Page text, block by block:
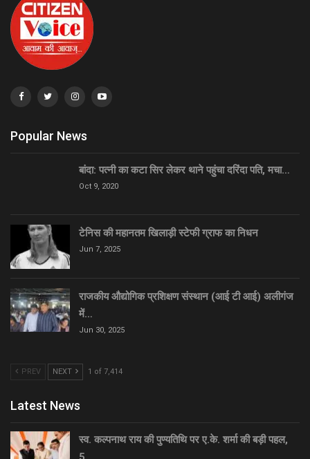
Popular News
बांदा: पत्नी का कटा सिर लेकर थाने पहुंचा दरिंदा पति, मचा…
Oct 9, 2020
टेनिस की महानतम खिलाड़ी स्टेफी ग्राफ का निधन
Jun 7, 2025
राजकीय औद्योगिक प्रशिक्षण संस्थान (आई टी आई) अलीगंज
में…
Jun 30, 2025
PREV NEXT 1 of 7,414
Latest News
स्व. कल्पनाथ राय की पुण्यतिथि पर ए.के. शर्मा की बड़ी पहल,